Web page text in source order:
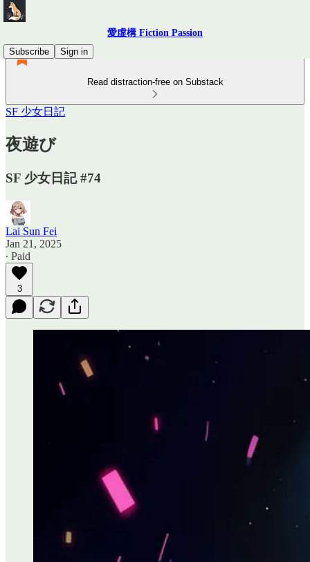
愛虛構 Fiction Passion
Subscribe
Sign in
Read distraction-free on Substack
SF 少女日記
夜遊び
SF 少女日記 #74
Lai Sun Fei
Jan 21, 2025
∙ Paid
3